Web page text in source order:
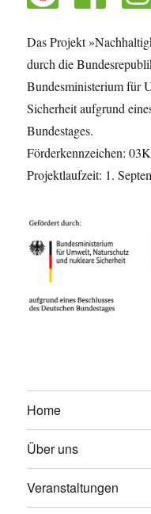
Das Projekt
durch die
Bundesministerium für
Sicherheit aufgrund
Bundestages.
Förderkennzeichen:
Projektlaufzeit: 1.
Home
Über uns
Veranstaltungen